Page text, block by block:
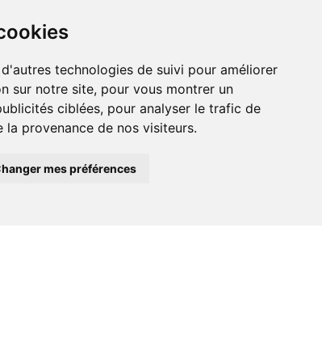
technologies de suivi pour améliorer
sur notre site, pour vous montrer un
ciblées, pour analyser le trafic de
provenance de nos visiteurs.
mes préférences